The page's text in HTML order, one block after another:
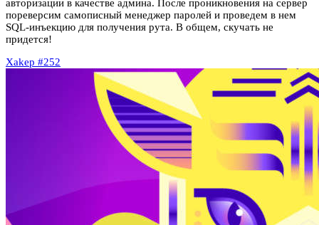
авторизации в качестве админа. После проникновения на сервер
пореверсим самописный менеджер паролей и проведем в нем
SQL-инъекцию для получения рута. В общем, скучать не
придется!
Xakep #252